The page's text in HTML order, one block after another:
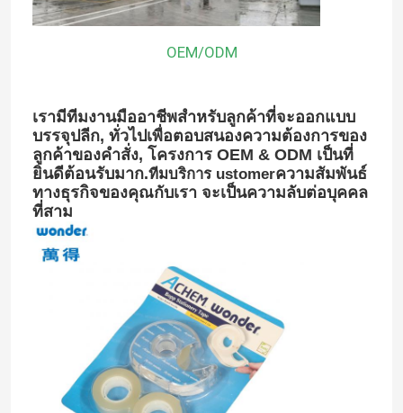
OEM/ODM
เรามีทีมงานมืออาชีพสําหรับลูกค้าที่จะออกแบบ
บรรจุปลีก, ทั่วไปเพื่อตอบสนองความต้องการของ
ลูกค้าของคําสั่ง, โครงการ OEM & ODM เป็นที่
ยินดีต้อนรับมาก.ทีมบริการ ustomerความสัมพันธ์
ทางธุรกิจของคุณกับเรา จะเป็นความลับต่อบุคคล
ที่สาม